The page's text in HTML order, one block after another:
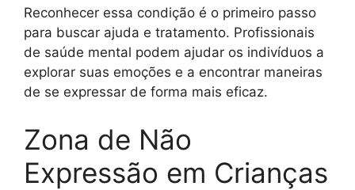
Reconhecer essa condição é o primeiro passo
para buscar ajuda e tratamento. Profissionais
de saúde mental podem ajudar os indivíduos a
explorar suas emoções e a encontrar maneiras
de se expressar de forma mais eficaz.
Zona de Não
Expressão em Crianças